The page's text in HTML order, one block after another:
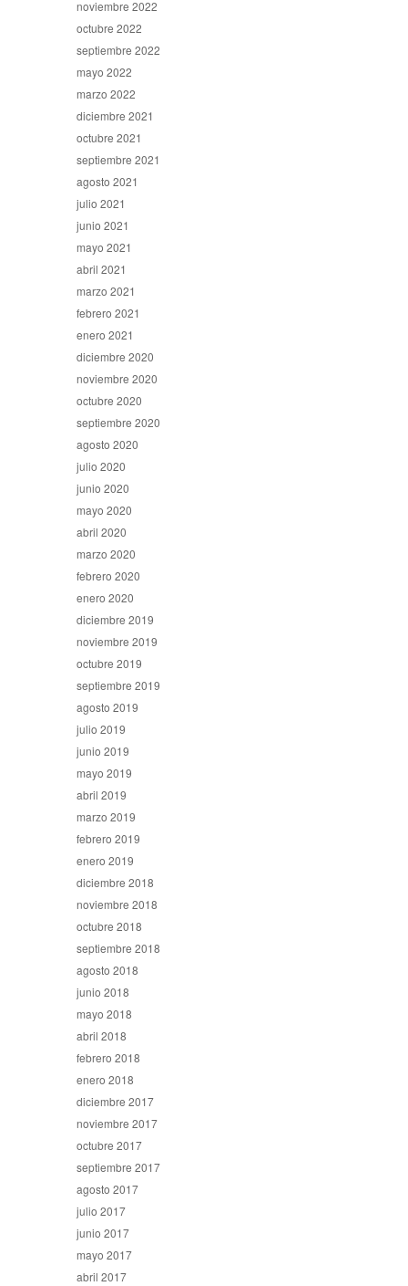
noviembre 2022
octubre 2022
septiembre 2022
mayo 2022
marzo 2022
diciembre 2021
octubre 2021
septiembre 2021
agosto 2021
julio 2021
junio 2021
mayo 2021
abril 2021
marzo 2021
febrero 2021
enero 2021
diciembre 2020
noviembre 2020
octubre 2020
septiembre 2020
agosto 2020
julio 2020
junio 2020
mayo 2020
abril 2020
marzo 2020
febrero 2020
enero 2020
diciembre 2019
noviembre 2019
octubre 2019
septiembre 2019
agosto 2019
julio 2019
junio 2019
mayo 2019
abril 2019
marzo 2019
febrero 2019
enero 2019
diciembre 2018
noviembre 2018
octubre 2018
septiembre 2018
agosto 2018
junio 2018
mayo 2018
abril 2018
febrero 2018
enero 2018
diciembre 2017
noviembre 2017
octubre 2017
septiembre 2017
agosto 2017
julio 2017
junio 2017
mayo 2017
abril 2017